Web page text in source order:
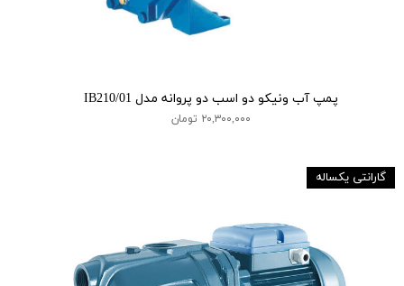
پمپ آب ونیکو دو اسب دو پروانه مدل IB210/01
۲۰,۳۰۰,۰۰۰ تومان
گارانتی یکساله